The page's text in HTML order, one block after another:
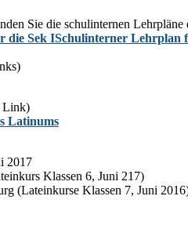
Sie die schulinternen Lehrpläne
die Sek ISchulinterner Lehrplan
Link)
Latinums
2017
Klassen 6, Juni 217)
(Lateinkurse Klassen 7, Juni